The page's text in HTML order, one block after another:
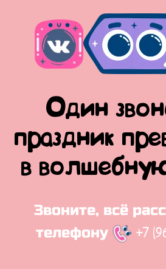
Один
праздник
в
Звоните, всё
телефону
+7